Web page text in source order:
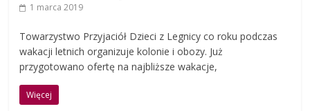
1 marca 2019
Towarzystwo Przyjaciół Dzieci z Legnicy co roku podczas
wakacji letnich organizuje kolonie i obozy. Już
przygotowano ofertę na najbliższe wakacje,
Więcej